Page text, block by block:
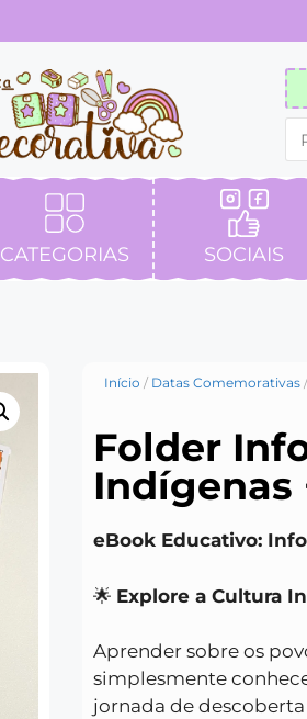
CATEGORIAS SOCIAIS
Início / Datas Comemorativas
Folder
Indígenas
eBook Educativo:
🌟 Explore a Cultura
Aprender sobre os
simplesmente
jornada de